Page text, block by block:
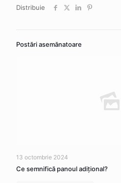
Distribuie
Postări asemănatoare
13 octombrie 2024
Ce semnifică panoul adițional?